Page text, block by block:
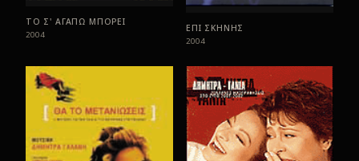
ΤΟ Σ' ΑΓΑΠΩ ΜΠΟΡΕΙ
2004
ΕΠΙ ΣΚΗΝΗΣ
2004